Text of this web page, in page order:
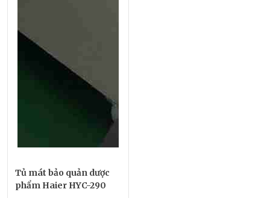
Tủ mát bảo quản dược
phẩm Haier HYC-290